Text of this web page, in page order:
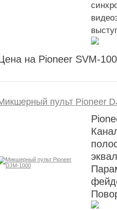
на Pioneer SVM-
пульт Pioneer